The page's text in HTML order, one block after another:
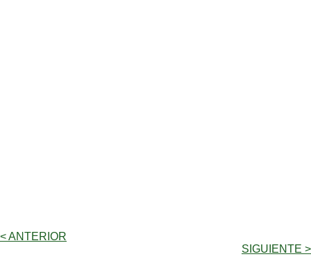
< ANTERIOR
SIGUIENTE >